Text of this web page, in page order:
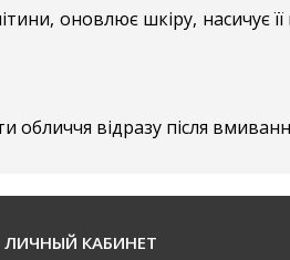
оновлює шкіру, насичує
відразу після
ЛИЧНЫЙ КАБИНЕТ